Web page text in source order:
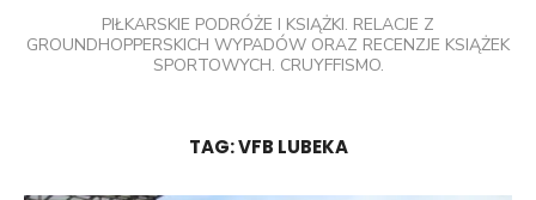
PIŁKARSKIE PODRÓŻE I KSIĄŻKI. RELACJE Z
GROUNDHOPPERSKICH WYPADÓW ORAZ RECENZJE KSIĄŻEK
SPORTOWYCH. CRUYFFISMO.
TAG:VFB LUBEKA